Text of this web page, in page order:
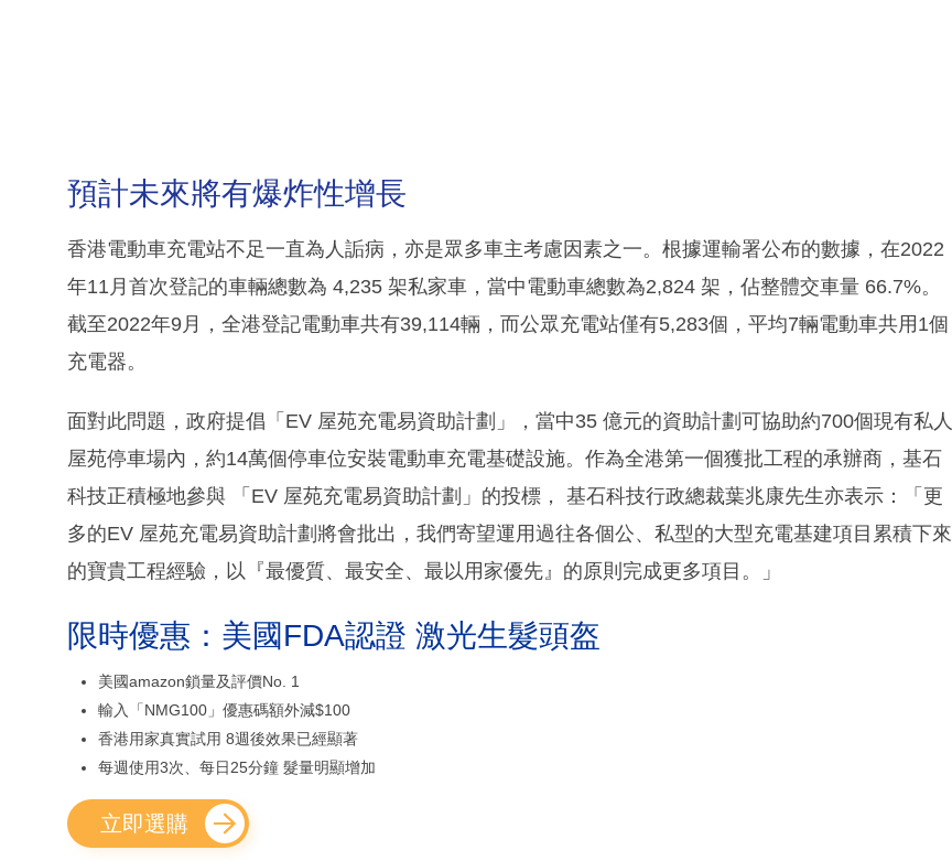
預計未來將有爆炸性增長
香港電動車充電站不足一直為人詬病，亦是眾多車主考慮因素之一。根據運輸署公布的數據，在2022
年11月首次登記的車輛總數為 4,235 架私家車，當中電動車總數為2,824 架，佔整體交車量 66.7%。
截至2022年9月，全港登記電動車共有39,114輛，而公眾充電站僅有5,283個，平均7輛電動車共用1個
充電器。
面對此問題，政府提倡「EV 屋苑充電易資助計劃」，當中35 億元的資助計劃可協助約700個現有私人
屋苑停車場內，約14萬個停車位安裝電動車充電基礎設施。作為全港第一個獲批工程的承辦商，基石
科技正積極地參與 「EV 屋苑充電易資助計劃」的投標， 基石科技行政總裁葉兆康先生亦表示：「更
多的EV 屋苑充電易資助計劃將會批出，我們寄望運用過往各個公、私型的大型充電基建項目累積下來
的寶貴工程經驗，以『最優質、最安全、最以用家優先』的原則完成更多項目。」
限時優惠：美國FDA認證 激光生髮頭盔
美國amazon鎖量及評價No. 1
輸入「NMG100」優惠碼額外減$100
香港用家真實試用 8週後效果已經顯著
每週使用3次、每日25分鐘 髮量明顯增加
立即選購